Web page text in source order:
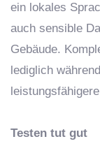
ein lokales
auch sensible
Gebäude.
lediglich
Testen tut gut